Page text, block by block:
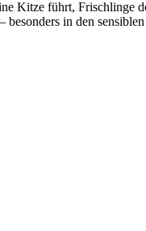
Kitze führt, Frischlinge
in den